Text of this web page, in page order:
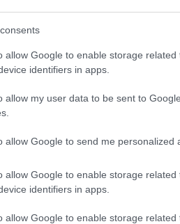
allow Google to enable storage
identifiers in apps.
allow my user data to be sent to
allow Google to send me personalized
allow Google to enable storage
identifiers in apps.
allow Google to enable storage
μπορούν να
να εντοπίζονται στους
άστρα.
χρόνια ως ανεπιθύμητος
έχει δύο 12ωρα, ο
Ευαγγέλια της
του Ισραήλ ήταν 12, οι
ήταν επίσης 12 κ.ο.κ.
νούμερο, τότε το 13